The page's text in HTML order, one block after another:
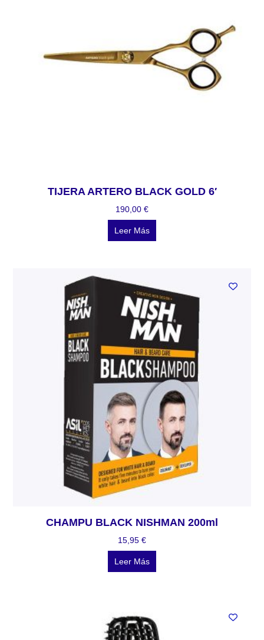
TIJERA ARTERO BLACK GOLD 6′
190,00 €
Leer Más
CHAMPU BLACK NISHMAN 200ml
15,95 €
Leer Más